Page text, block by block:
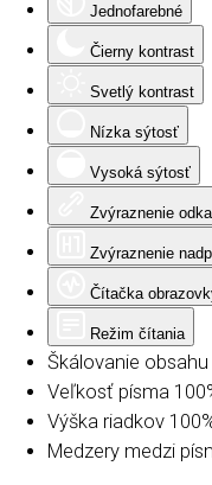
Jednofarebné
Čierny kontrast
Svetlý kontrast
Nízka sýtosť
Vysoká sýtosť
Zvýraznenie
Zvýraznenie
Čítačka
Režim čítania
Škálovanie obsahu
Veľkosť písma 100
Výška riadkov 100
Medzery medzi